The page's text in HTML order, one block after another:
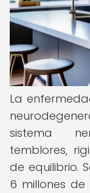
La
sistema
temblores,
de equilibrio.
6 millones